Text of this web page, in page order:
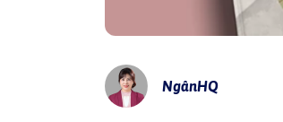
NgânHQ